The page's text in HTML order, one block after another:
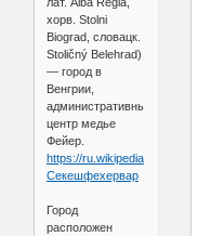
хорв. Stolni
Biograd, словацк.
Stoličný Belehrad)
— город в
Венгрии,
административный
центр медье
Фейер.
https://ru.wikipedia.org/wiki/
Секешфехервар
Город
расположен